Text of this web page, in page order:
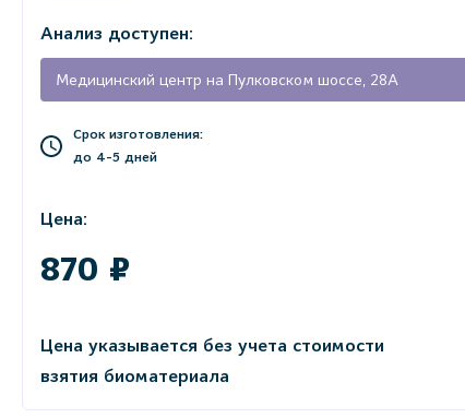
Анализ доступен:
Медицинский центр на Пулковском шоссе, 28А
Срок изготовления:
до 4-5 дней
Цена:
870 ₽
Цена указывается без учета стоимости
взятия биоматериала